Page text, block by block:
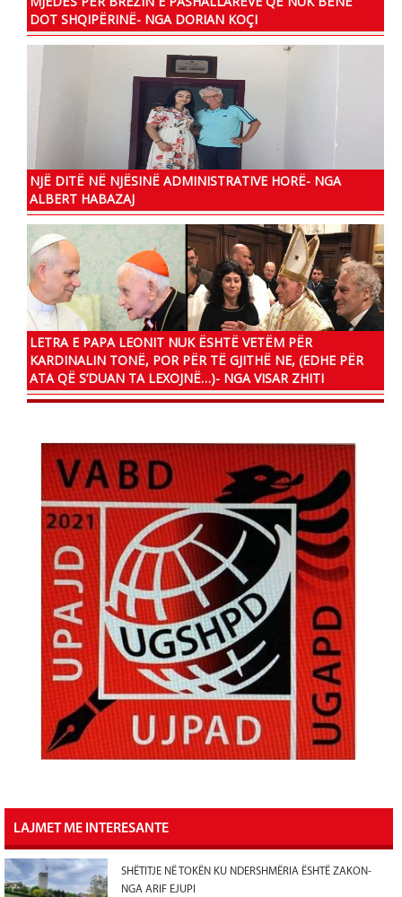
DOT SHQIPËRINË- NGA DORIAN KOÇI
NJË DITË NË NJËSINË ADMINISTRATIVE HORË- NGA
ALBERT HABAZAJ
LETRA E PAPA LEONIT NUK ËSHTË VETËM PËR
KARDINALIN TONË, POR PËR TË GJITHË NE, (EDHE PËR
ATA QË S’DUAN TA LEXOJNË…)- NGA VISAR ZHITI
LAJMET ME INTERESANTE
SHËTITJE NË TOKËN KU NDERSHMËRIA ËSHTË ZAKON-
NGA ARIF EJUPI